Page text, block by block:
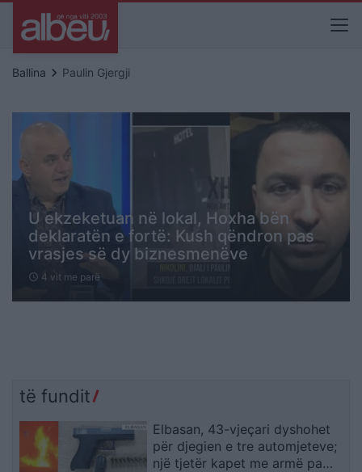
Ballina keyboard_arrow_right Paulin Gjergji
U ekzeketuan në lokal, Hoxha bën
deklaratën e fortë: Kush qëndron pas
vrasjes së dy biznesmenëve
schedule 4 vit me parë
të fundit
Elbasan, 43-vjeçari dyshohet
për djegien e tre automjeteve;
një tjetër kapet me armë pa